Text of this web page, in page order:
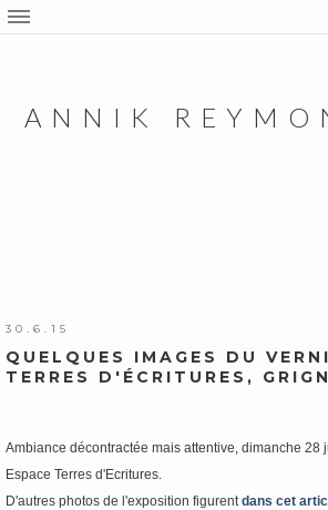
ANNIK
30.6.15
QUELQUES IMAGES DU
TERRES D'ÉCRITURES,
Ambiance décontractée mais attentive, dimanche 28
Espace Terres d'Ecritures.
D'autres photos de l'exposition figurentdans cet